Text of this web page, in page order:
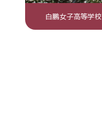
白鵬女子高等学校